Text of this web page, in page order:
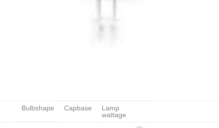
Bulbshape Capbase
Lamp
wattage